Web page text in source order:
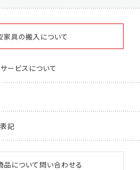
家具の搬入について
ービスについて
記
品について問い合わせる